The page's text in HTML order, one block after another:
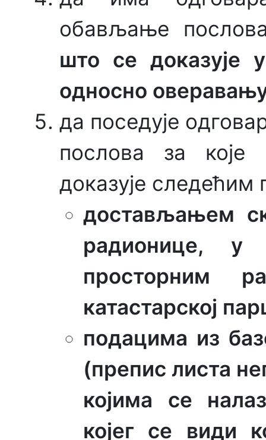
обављање
што се доказује
односно
да поседује
послова за
доказује
достављањем
радионице, у
просторним
катастарској
подацима из
(препис листа
којима се
којег се види